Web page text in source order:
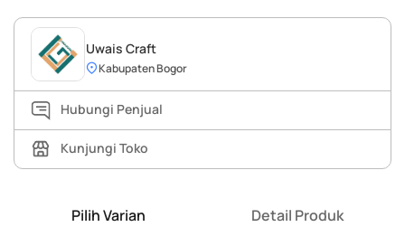
Uwais Craft
Kabupaten Bogor
Hubungi Penjual
Kunjungi Toko
Pilih Varian Detail Produk